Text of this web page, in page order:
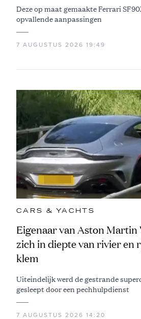
Deze op maat gemaakte Ferrari
opvallende aanpassingen
7 AUGUSTUS 2026 19:49
CARS & YACHTS
Eigenaar van Aston Martin
zich in diepte van rivier en
klem
Uiteindelijk werd de gestrande
gesleept door een pechhulpdienst
7 AUGUSTUS 2026 14:20